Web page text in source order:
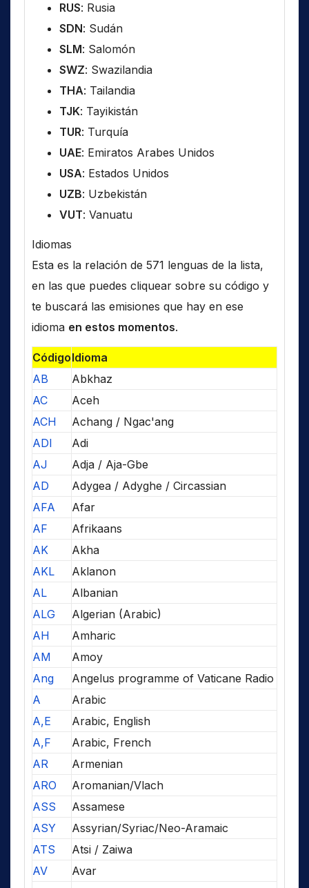
RUS: Rusia
SDN: Sudán
SLM: Salomón
SWZ: Swazilandia
THA: Tailandia
TJK: Tayikistán
TUR: Turquía
UAE: Emiratos Arabes Unidos
USA: Estados Unidos
UZB: Uzbekistán
VUT: Vanuatu
Idiomas
Esta es la relación de 571 lenguas de la lista,
en las que puedes cliquear sobre su código y
te buscará las emisiones que hay en ese
idioma en estos momentos.
CódigoIdioma
AB
Abkhaz
AC
Aceh
ACH
Achang / Ngac'ang
ADI
Adi
AJ
Adja / Aja-Gbe
AD
Adygea / Adyghe / Circassian
AFA
Afar
AF
Afrikaans
AK
Akha
AKL
Aklanon
AL
Albanian
ALG
Algerian (Arabic)
AH
Amharic
AM
Amoy
Ang
Angelus programme of Vaticane Radio
A
Arabic
A,E
Arabic, English
A,F
Arabic, French
AR
Armenian
ARO
Aromanian/Vlach
ASS
Assamese
ASY
Assyrian/Syriac/Neo-Aramaic
ATS
Atsi / Zaiwa
AV
Avar